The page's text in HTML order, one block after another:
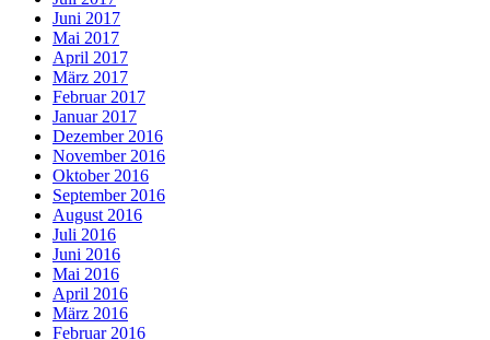
Juni 2017
Mai 2017
April 2017
März 2017
Februar 2017
Januar 2017
Dezember 2016
November 2016
Oktober 2016
September 2016
August 2016
Juli 2016
Juni 2016
Mai 2016
April 2016
März 2016
Februar 2016